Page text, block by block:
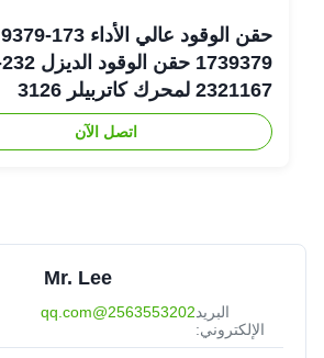
حقن الوقود عالي الأداء 173-9379
2321167 لمحرك كاتربيلر 3126
اتصل الآن
Mr. Lee
البريد
الإلكتروني:
2563553202@qq.com